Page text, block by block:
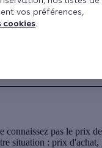
vos préférences,
cookies
pas le prix
situation : prix